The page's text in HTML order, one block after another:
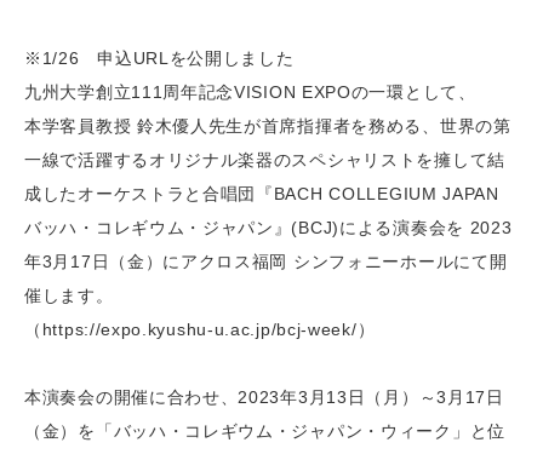
※1/26 申込URLを公開しました
九州大学創立111周年記念VISION EXPOの一環として、
本学客員教授 鈴木優人先生が首席指揮者を務める、世界の第
一線で活躍するオリジナル楽器のスペシャリストを擁して結
成したオーケストラと合唱団『BACH COLLEGIUM JAPAN
バッハ・コレギウム・ジャパン』(BCJ)による演奏会を 2023
年3月17日（金）にアクロス福岡 シンフォニーホールにて開
催します。
（https://expo.kyushu-u.ac.jp/bcj-week/）
本演奏会の開催に合わせ、2023年3月13日（月）～3月17日
（金）を「バッハ・コレギウム・ジャパン・ウィーク」と位